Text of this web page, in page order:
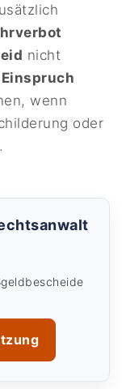
nicht
Einspruch
wenn
oder